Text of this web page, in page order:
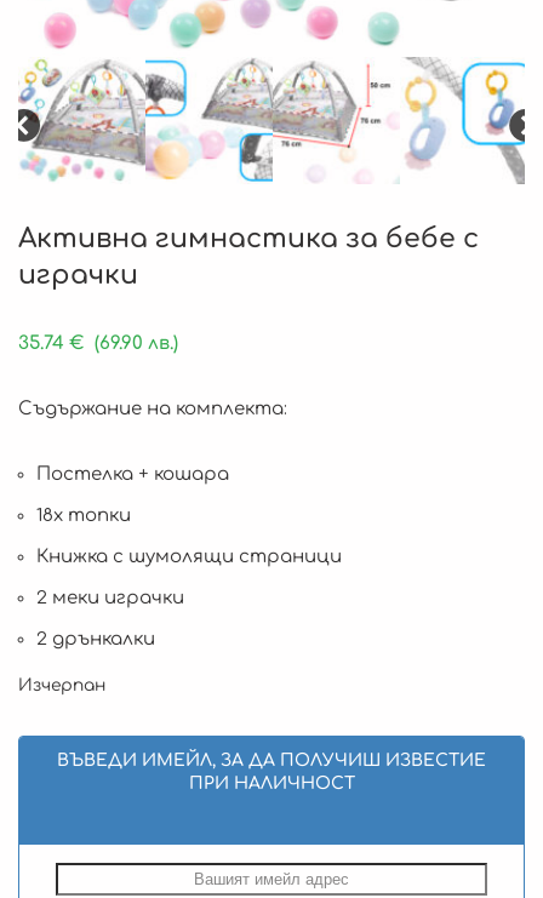
Активна гимнастика за бебе с
играчки
35.74 € (69.90 лв.)
Съдържание на комплекта:
Постелка + кошара
18x топки
Книжка с шумолящи страници
2 меки играчки
2 дрънкалки
Изчерпан
ВЪВЕДИ ИМЕЙЛ, ЗА ДА ПОЛУЧИШ ИЗВЕСТИЕ
ПРИ НАЛИЧНОСТ